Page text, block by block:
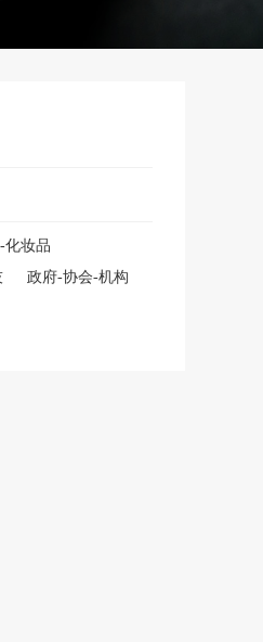
化妆品
政府-协会-机构